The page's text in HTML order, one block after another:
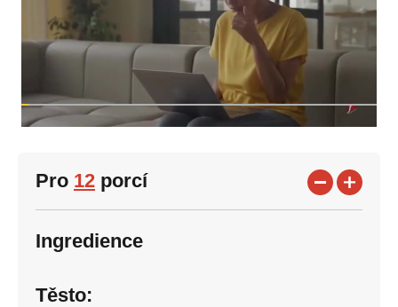
Pro 12 porcí
Ingredience
Těsto: